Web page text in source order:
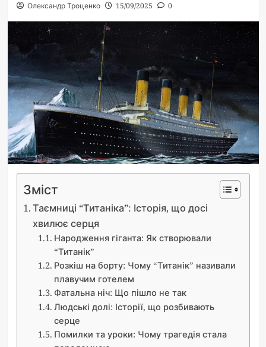
Олександр Троценко 15/09/2025 0
Зміст
Таємниці “Титаніка”: Історія, що досі
хвилює серця
Народження гіганта: Як створювали
“Титанік”
Розкіш на борту: Чому “Титанік” називали
плавучим готелем
Фатальна ніч: Що пішло не так
Людські долі: Історії, що розбивають
серце
Помилки та уроки: Чому трагедія стала